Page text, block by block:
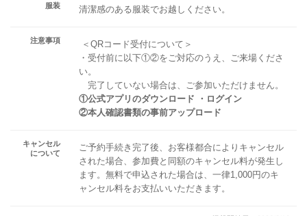
服装 清潔感のある服装でお越しください。
注意事項
＜QRコード受付について＞
・受付前に以下①②をご対応のうえ、ご来場くださ
い。
完了していない場合は、ご参加いただけません。
①公式アプリのダウンロード ・ログイン
②本人確認書類の事前アップロード
キャンセル
について
ご予約手続き完了後、お客様都合によりキャンセル
された場合、参加費と同額のキャンセル料が発生し
ます。無料で申込された場合は、一律1,000円のキ
ャンセル料をお支払いいただきます。